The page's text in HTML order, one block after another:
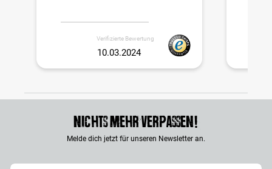
Verifizierte Bewertung
10.03.2024
Nichts mehr verpassen!
Melde dich jetzt für unseren Newsletter an.